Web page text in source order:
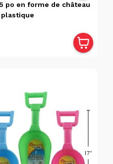
po en forme de château